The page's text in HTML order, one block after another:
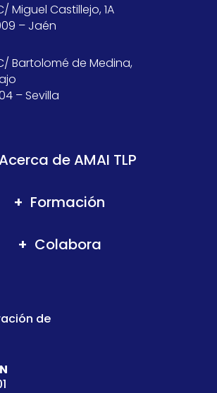
Miguel Castillejo, 1A
– Jaén
Bartolomé de Medina,
– Sevilla
de AMAI TLP
Formación
Colabora
de